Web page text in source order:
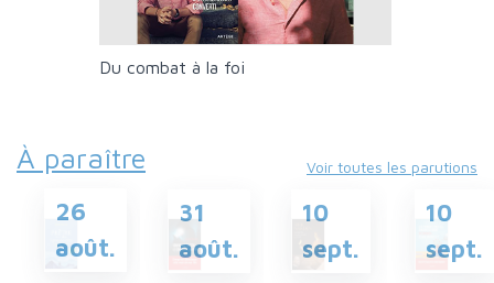
Du combat à la foi
À paraître Voir toutes les parutions
26
août.
31
août.
10
sept.
10
sept.